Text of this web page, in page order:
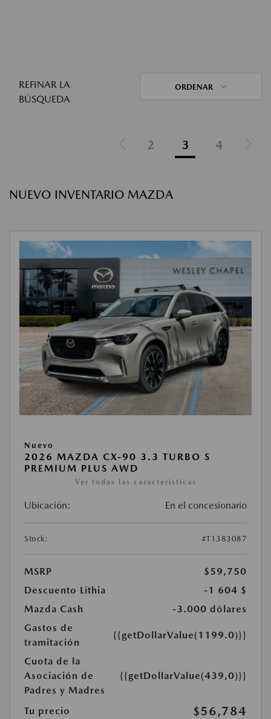
REFINAR LA
BÚSQUEDA
ORDENAR
2 3 4
NUEVO INVENTARIO MAZDA
Nuevo
2026 MAZDA CX-90 3.3 TURBO S
PREMIUM PLUS AWD
Ver todas las características
Ubicación: En el concesionario
Stock: #T1383087
MSRP
$59,750
Descuento Lithia
-1 604 $
Mazda Cash
-3.000 dólares
Gastos de
tramitación
{{getDollarValue(1199.0)}}
Cuota de la
Asociación de
Padres y Madres
{{getDollarValue(439,0)}}
Tu precio $56,784